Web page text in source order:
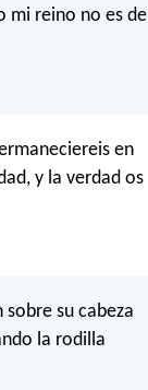
mi reino no es de
en
y la verdad os
su cabeza
la rodilla